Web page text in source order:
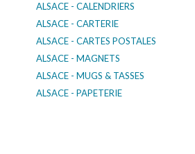
ALSACE - CALENDRIERS
ALSACE - CARTERIE
ALSACE - CARTES POSTALES
ALSACE - MAGNETS
ALSACE - MUGS & TASSES
ALSACE - PAPETERIE